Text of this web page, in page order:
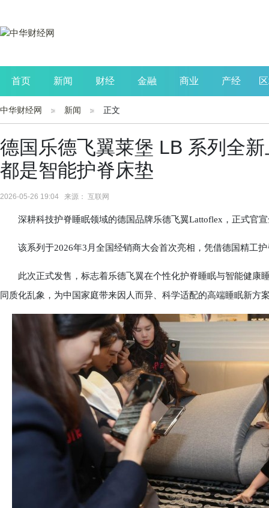
首页 新闻 财经 金融 商业 产经
公司 生活 读书
中华财经网 新闻 正文
德国乐德飞翼莱堡 LB 系列全
都是智能护脊床垫
2026-05-26 19:04 来源： 互联网
深耕科技护脊睡眠领域的德国品牌乐德飞翼Lattoflex，正式官宣
该系列于2026年3月全国经销商大会首次亮相，凭借德国精工
此次正式发售，标志着乐德飞翼在个性化护脊睡眠与智能健康
同质化乱象，为中国家庭带来因人而异、科学适配的高端睡眠新方